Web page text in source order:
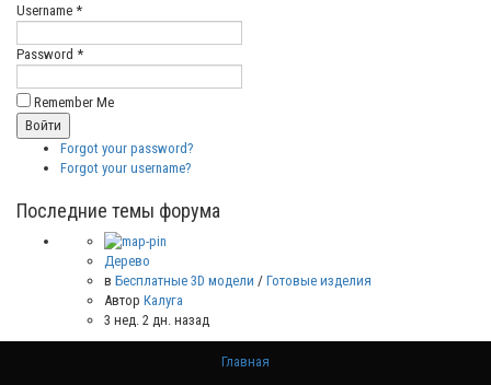
Username *
Password *
Remember Me
Forgot your password?
Forgot your username?
Последние темы форума
Дерево
в Бесплатные 3D модели / Готовые изделия
Автор Калуга
3 нед. 2 дн. назад
Главная